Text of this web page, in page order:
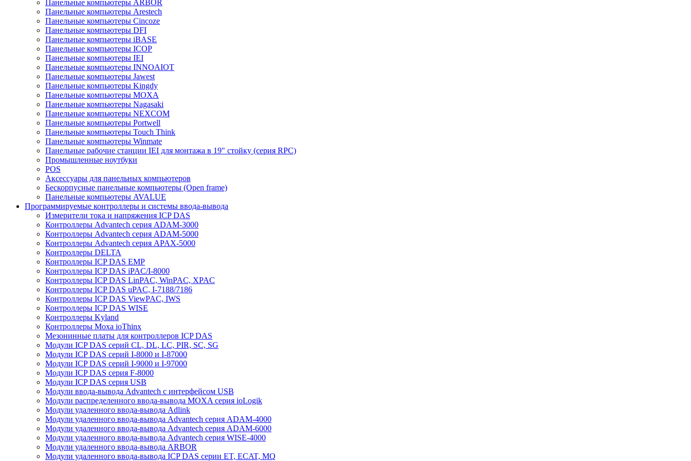
Панельные компьютеры ARBOR
Панельные компьютеры Arestech
Панельные компьютеры Cincoze
Панельные компьютеры DFI
Панельные компьютеры iBASE
Панельные компьютеры ICOP
Панельные компьютеры IEI
Панельные компьютеры INNOAIOT
Панельные компьютеры Jawest
Панельные компьютеры Kingdy
Панельные компьютеры MOXA
Панельные компьютеры Nagasaki
Панельные компьютеры NEXCOM
Панельные компьютеры Portwell
Панельные компьютеры Touch Think
Панельные компьютеры Winmate
Панельные рабочие станции IEI для монтажа в 19" стойку (серия RPC)
Промышленные ноутбуки
POS
Аксессуары для панельных компьютеров
Бескорпусные панельные компьютеры (Open frame)
Панельные компьютеры AVALUE
Программируемые контроллеры и системы ввода-вывода
Измерители тока и напряжения ICP DAS
Контроллеры Advantech серия ADAM-3000
Контроллеры Advantech серия ADAM-5000
Контроллеры Advantech серия APAX-5000
Контроллеры DELTA
Контроллеры ICP DAS EMP
Контроллеры ICP DAS iPAC/I-8000
Контроллеры ICP DAS LinPAC, WinPAC, XPAC
Контроллеры ICP DAS uPAC, I-7188/7186
Контроллеры ICP DAS ViewPAC, IWS
Контроллеры ICP DAS WISE
Контроллеры Kyland
Контроллеры Moxa ioThinx
Мезонинные платы для контроллеров ICP DAS
Модули ICP DAS серий CL, DL, LC, PIR, SC, SG
Модули ICP DAS серий I-8000 и I-87000
Модули ICP DAS серий I-9000 и I-97000
Модули ICP DAS серия F-8000
Модули ICP DAS серия USB
Модули ввода-вывода Advantech с интерфейсом USB
Модули распределенного ввода-вывода MOXA серия ioLogik
Модули удаленного ввода-вывода Adlink
Модули удаленного ввода-вывода Advantech серия ADAM-4000
Модули удаленного ввода-вывода Advantech серия ADAM-6000
Модули удаленного ввода-вывода Advantech серия WISE-4000
Модули удаленного ввода-вывода ARBOR
Модули удаленного ввода-вывода ICP DAS серии ET, ECAT, MQ